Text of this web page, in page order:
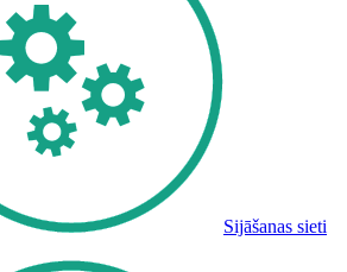
Sijāšanas sieti